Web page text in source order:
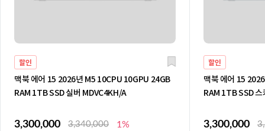
할인
맥북 에어 15 2026년 M5 10CPU 10GPU 24GB
RAM 1TB SSD 실버 MDVC4KH/A
3,300,000 3,340,000 1%
할인
맥북 에어 15
RAM 1TB SSD
3,300,000